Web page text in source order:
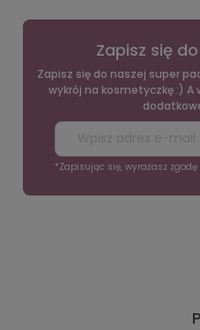
Zapisz się
Zapisz się do naszej super
wykrój na kosmetyczkę :)
*Zapisując się, wyrażasz